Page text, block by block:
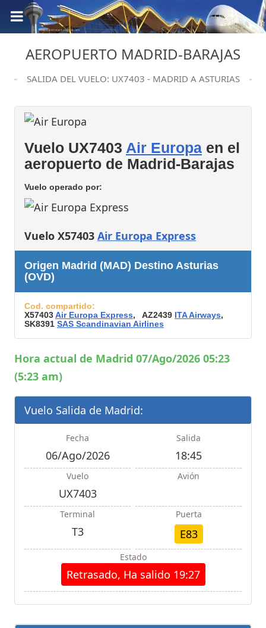
AEROPUERTO MADRID-BARAJAS
SALIDA DEL VUELO: UX7403 - MADRID A ASTURIAS
Vuelo UX7403 Air Europa en el
aeropuerto de Madrid-Barajas
Vuelo operado por:
Vuelo X57403 Air Europa Express
Origen Madrid (MAD) Destino Asturias
(OVD)
Cod. compartido:
X57403Air Europa Express, AZ2439 ITA Airways,
SK8391 SAS Scandinavian Airlines
Hora actual de Madrid 07/Ago/2026 05:23
(5:23 am)
Vuelo Salida de Madrid:
Fecha
06/Ago/2026
Salida
18:45
Vuelo
UX7403
Avión
Terminal
T3
Puerta
E83
Estado
Retrasado, Ha salido 19:27